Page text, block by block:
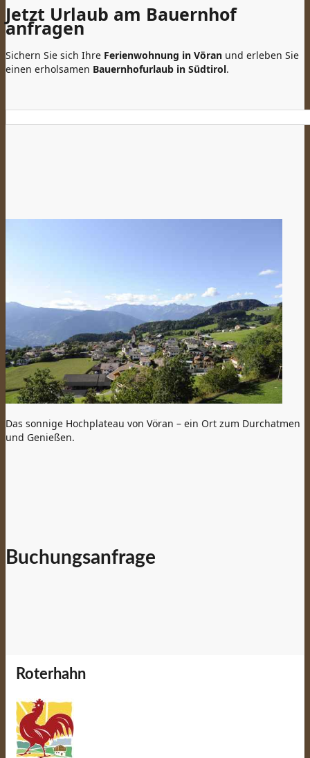
Jetzt Urlaub am Bauernhof
anfragen
Sichern Sie sich Ihre Ferienwohnung in Vöran und erleben Sie
einen erholsamen Bauernhofurlaub in Südtirol.
Das sonnige Hochplateau von Vöran – ein Ort zum Durchatmen
und Genießen.
Buchungsanfrage
Roterhahn